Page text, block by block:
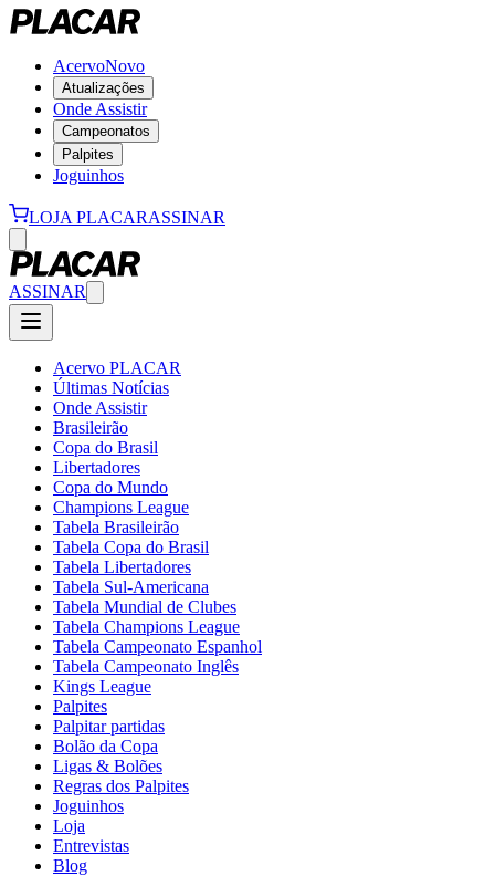
AcervoNovo
Atualizações
Onde Assistir
Campeonatos
Palpites
Joguinhos
LOJA PLACARASSINAR
ASSINAR
Acervo PLACAR
Últimas Notícias
Onde Assistir
Brasileirão
Copa do Brasil
Libertadores
Copa do Mundo
Champions League
Tabela Brasileirão
Tabela Copa do Brasil
Tabela Libertadores
Tabela Sul-Americana
Tabela Mundial de Clubes
Tabela Champions League
Tabela Campeonato Espanhol
Tabela Campeonato Inglês
Kings League
Palpites
Palpitar partidas
Bolão da Copa
Ligas & Bolões
Regras dos Palpites
Joguinhos
Loja
Entrevistas
Blog